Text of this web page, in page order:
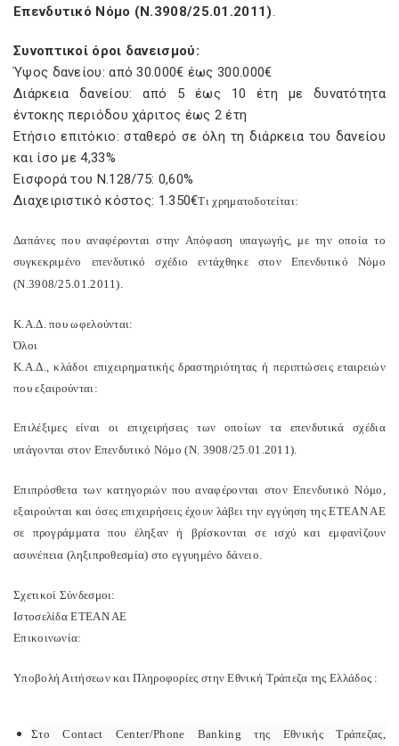
Επενδυτικό Νόμο (Ν.3908/25.01.2011).
Συνοπτικοί όροι δανεισμού:
Ύψος δανείου: από 30.000€ έως 300.000€
Διάρκεια δανείου: από 5 έως 10 έτη με δυνατότητα
έντοκης περιόδου χάριτος έως 2 έτη
Ετήσιο επιτόκιο: σταθερό σε όλη τη διάρκεια του δανείου
και ίσο με 4,33%
Εισφορά του Ν.128/75: 0,60%
Διαχειριστικό κόστος: 1.350€Τι χρηματοδοτείται:
Δαπάνες που αναφέρονται στην Απόφαση υπαγωγής, με την οποία το
συγκεκριμένο επενδυτικό σχέδιο εντάχθηκε στον Επενδυτικό Νόμο
(Ν.3908/25.01.2011).
Κ.Α.Δ. που ωφελούνται:
Όλοι
Κ.Α.Δ., κλάδοι επιχειρηματικής δραστηριότητας ή περιπτώσεις εταιρειών
που εξαιρούνται:
Επιλέξιμες είναι οι επιχειρήσεις των οποίων τα επενδυτικά σχέδια
υπάγονται στον Επενδυτικό Νόμο (Ν. 3908/25.01.2011).
Επιπρόσθετα των κατηγοριών που αναφέρονται στον Επενδυτικό Νόμο,
εξαιρούνται και όσες επιχειρήσεις έχουν λάβει την εγγύηση της ΕΤΕΑΝ ΑΕ
σε προγράμματα που έληξαν ή βρίσκονται σε ισχύ και εμφανίζουν
ασυνέπεια (ληξιπροθεσμία) στο εγγυημένο δάνειο.
Σχετικοί Σύνδεσμοι:
Ιστοσελίδα ΕΤΕΑΝ ΑΕ
Επικοινωνία:
Υποβολή Αιτήσεων και Πληροφορίες στην Εθνική Τράπεζα της Ελλάδος :
Στο Contact Center/Phone Banking της Εθνικής Τράπεζας,